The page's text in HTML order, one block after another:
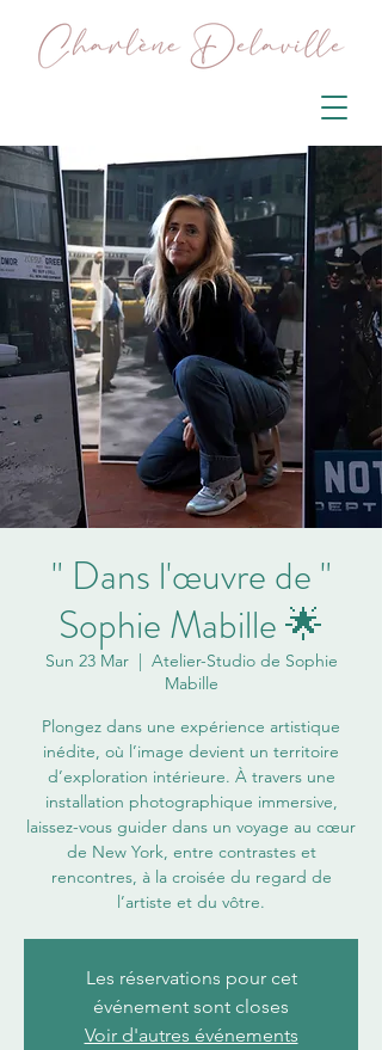
" Dans l'œuvre de "
Sophie Mabille 🌟
Sun 23 Mar
  |
Atelier-Studio de Sophie
Mabille
Plongez dans une expérience artistique
inédite, où l’image devient un territoire
d’exploration intérieure. À travers une
installation photographique immersive,
laissez-vous guider dans un voyage au cœur
de New York, entre contrastes et
rencontres, à la croisée du regard de
l’artiste et du vôtre.
Les réservations pour cet
événement sont closes
Voir d'autres événements